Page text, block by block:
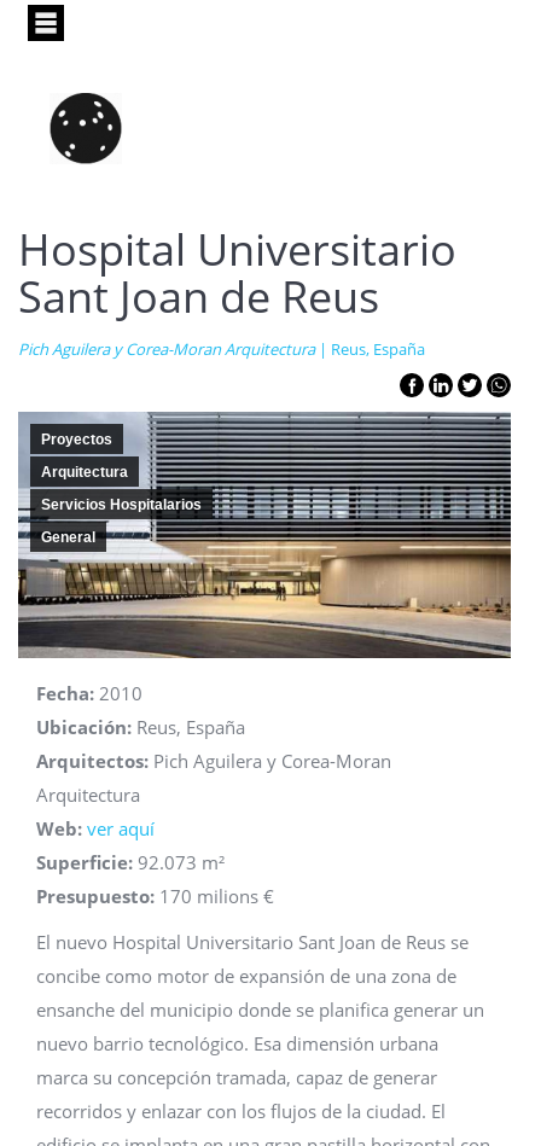
Pasar
principal
Hospital Universitario
Sant Joan de Reus
Pich Aguilera y Corea-Moran Arquitectura| Reus, España
Proyectos
Arquitectura
Servicios Hospitalarios
General
Fecha: 2010
Ubicación: Reus, España
Arquitectos: Pich Aguilera y Corea-Moran
Arquitectura
Web: ver aquí
Superficie: 92.073 m²
Presupuesto: 170 milions €
El nuevo Hospital Universitario Sant Joan de Reus se
concibe como motor de expansión de una zona de
ensanche del municipio donde se planifica generar un
nuevo barrio tecnológico. Esa dimensión urbana
marca su concepción tramada, capaz de generar
recorridos y enlazar con los flujos de la ciudad. El